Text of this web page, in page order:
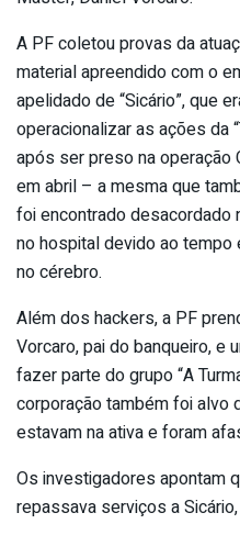
A PF coletou provas da
material apreendido com o
apelidado de “Sicário”, que
operacionalizar as ações da
após ser preso na operação
em abril – a mesma que
foi encontrado desacordado
no hospital devido ao
no cérebro.
Além dos hackers, a PF
Vorcaro, pai do banqueiro, e
fazer parte do grupo “A
corporação também foi alvo
estavam na ativa e foram
Os investigadores apontam
repassava serviços a